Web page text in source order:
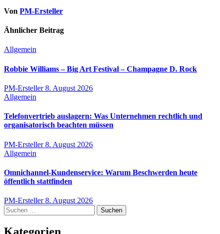
Von PM-Ersteller
Ähnlicher Beitrag
Allgemein
Robbie Williams – Big Art Festival – Champagne D. Rock
PM-Ersteller8. August 2026
Allgemein
Telefonvertrieb auslagern: Was Unternehmen rechtlich und
organisatorisch beachten müssen
PM-Ersteller8. August 2026
Allgemein
Omnichannel-Kundenservice: Warum Beschwerden heute
öffentlich stattfinden
PM-Ersteller8. August 2026
Suchen
nach: